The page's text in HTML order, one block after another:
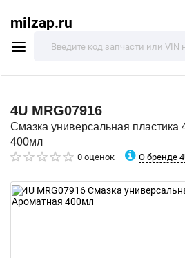
milzap.ru
4U MRG07916
Смазка универсальная пластика
400мл
0 оценок О бренде